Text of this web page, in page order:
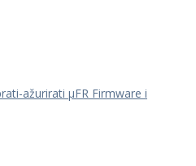
ažurirati μFR Firmware i